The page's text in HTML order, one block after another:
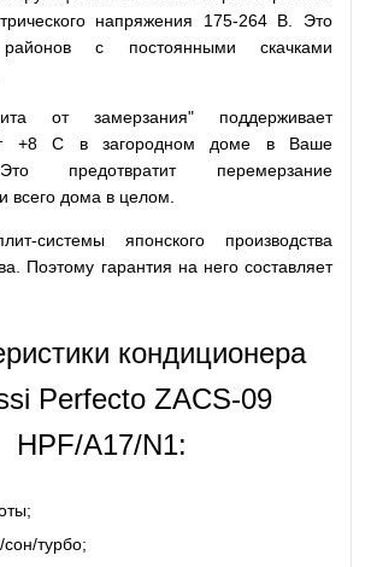
напряжения 175-264 В. Это
с постоянными скачками
от замерзания" поддерживает
+8 С в загородном доме в Ваше
предотвратит перемерзание
всего дома в целом.
системы японского производства
Поэтому гарантия на него составляет
кондиционера
Perfecto ZACS-09
HPF/A17/N1:
турбо;